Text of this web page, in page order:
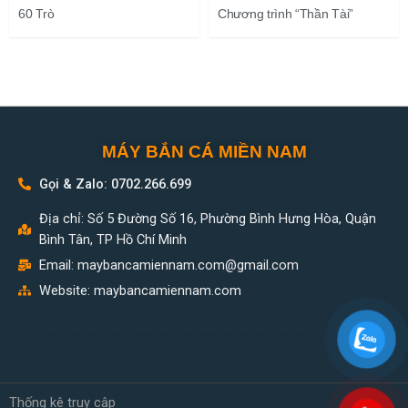
60 Trò Chương trình “Thần Tài”
MÁY BẮN CÁ MIỀN NAM
Gọi & Zalo: 0702.266.699
Địa chỉ: Số 5 Đường Số 16, Phường Bình Hưng Hòa, Quận
Bình Tân, TP Hồ Chí Minh
Email: maybancamiennam.com@gmail.com
Website: maybancamiennam.com
may ban ca mien nam, may ban ca gia re, may ban ca 8 tay, may ban ca moi, may ban ca cu, may ban ca, phan mem chuong trinh may ban ca, may ban ca mini, máy bắn cá, máy xèng, máy bass, linh kiện máy bắn cá,
Thống kê truy cập